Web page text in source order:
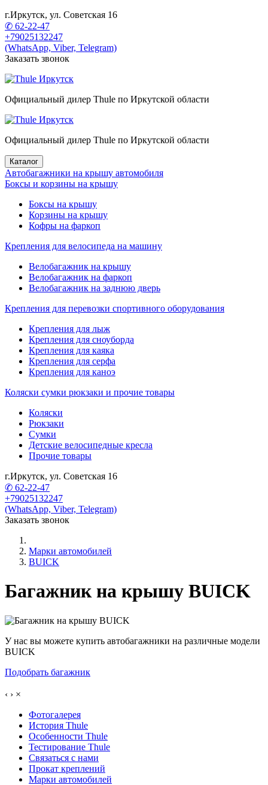
г.Иркутск, ул. Советская 16
✆ 62-22-47
+79025132247
(WhatsApp, Viber, Telegram)
Заказать звонок
Официальный дилер Thule по Иркутской области
Официальный дилер Thule по Иркутской области
Каталог
Автобагажники на крышу автомобиля
Боксы и корзины на крышу
Боксы на крышу
Корзины на крышу
Кофры на фаркоп
Крепления для велосипеда на машину
Велобагажник на крышу
Велобагажник на фаркоп
Велобагажник на заднюю дверь
Крепления для перевозки спортивного оборудования
Крепления для лыж
Крепления для сноуборда
Крепления для каяка
Крепления для серфа
Крепления для каноэ
Коляски сумки рюкзаки и прочие товары
Коляски
Рюкзаки
Сумки
Детские велосипедные кресла
Прочие товары
г.Иркутск, ул. Советская 16
✆ 62-22-47
+79025132247
(WhatsApp, Viber, Telegram)
Заказать звонок
Марки автомобилей
BUICK
Багажник на крышу BUICK
У нас вы можете купить автобагажники на различные модели
BUICK
Подобрать багажник
‹ › ×
Фотогалерея
История Thule
Особенности Thule
Тестирование Thule
Связаться с нами
Прокат креплений
Марки автомобилей